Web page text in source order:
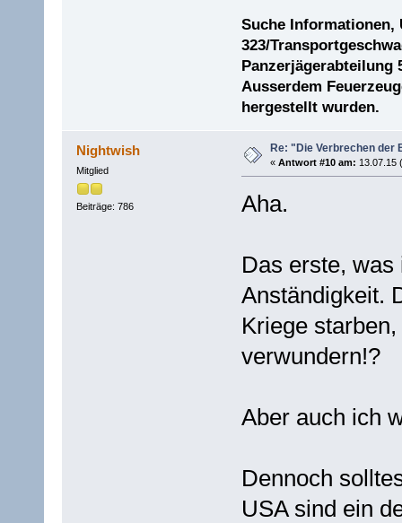
Suche Informationen,
323/
Panzerjägerabteilung
Ausserdem
hergestellt wurden.
Nightwish
Mitglied
Beiträge: 786
Re: "Die Verbrechen der
« Antwort #10 am: 13.07.15
Aha.
Das erste,
Anständigkeit.
Kriege
verwundern!?
Aber auch ich
Dennoch
USA sind ein